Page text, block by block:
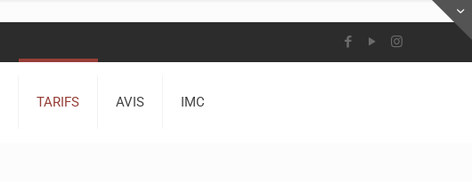
TARIFS AVIS IMC